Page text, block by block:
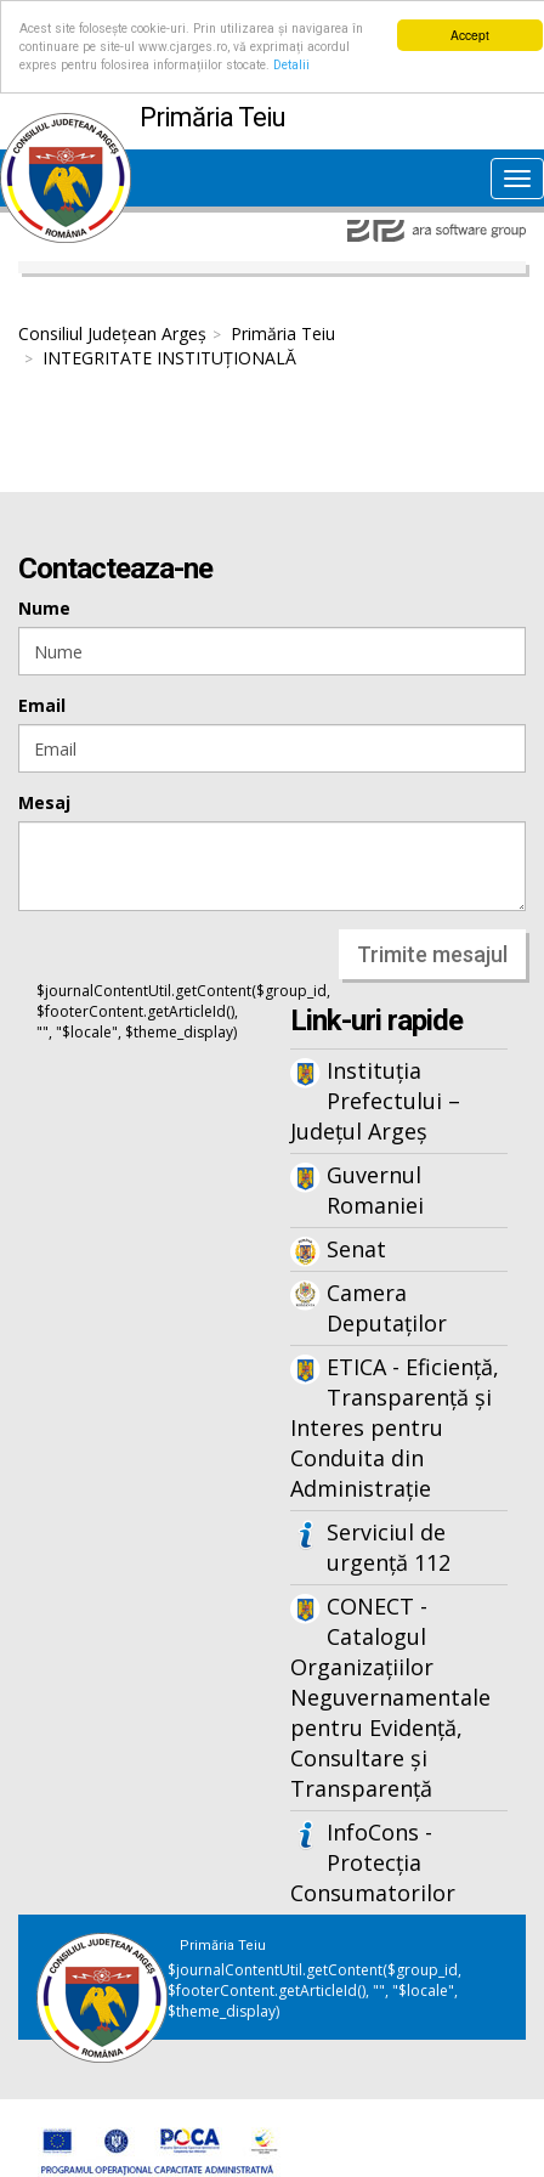
Accept
Acest site folosește cookie-uri. Prin utilizarea și navigarea în
continuare pe site-ul www.cjarges.ro, vă exprimați acordul
expres pentru folosirea informațiilor stocate.
Detalii
Primăria Teiu
Consiliul Județean Argeș
Primăria Teiu
INTEGRITATE INSTITUȚIONALĂ
Contacteaza-ne
Nume
Email
Mesaj
Trimite mesajul
$journalContentUtil.getContent($group_id,
$footerContent.getArticleId(),
"", "$locale", $theme_display)
Link-uri rapide
Instituția
Prefectului –
Județul Argeș
Guvernul
Romaniei
Senat
Camera
Deputaților
ETICA - Eficiență,
Transparență și
Interes pentru
Conduita din
Administrație
Serviciul de
urgență 112
CONECT -
Catalogul
Organizațiilor
Neguvernamentale
pentru Evidență,
Consultare și
Transparență
InfoCons -
Protecția
Consumatorilor
Primăria Teiu
$journalContentUtil.getContent($group_id,
$footerContent.getArticleId(), "", "$locale",
$theme_display)